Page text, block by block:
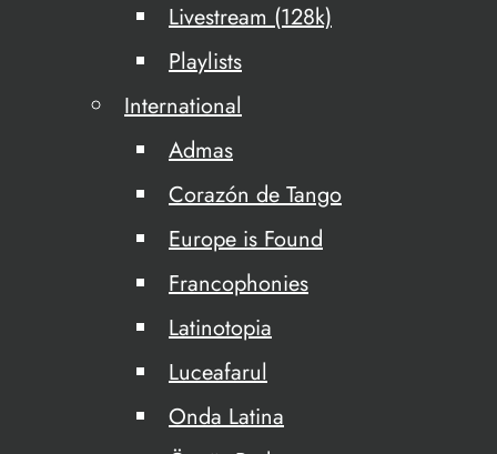
Livestream (128k)
Playlists
International
Admas
Corazón de Tango
Europe is Found
Francophonies
Latinotopia
Luceafarul
Onda Latina